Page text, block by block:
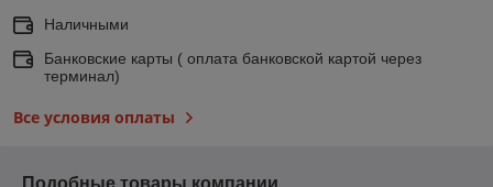
Наличными
Банковские карты ( оплата банковской картой через
терминал)
Все условия оплаты
Подобные товары компании